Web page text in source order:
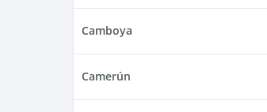
Camboya
Camerún